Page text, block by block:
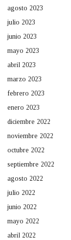
agosto 2023
julio 2023
junio 2023
mayo 2023
abril 2023
marzo 2023
febrero 2023
enero 2023
diciembre 2022
noviembre 2022
octubre 2022
septiembre 2022
agosto 2022
julio 2022
junio 2022
mayo 2022
abril 2022